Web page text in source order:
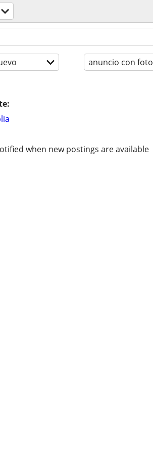
anuncio con foto
when new postings are available